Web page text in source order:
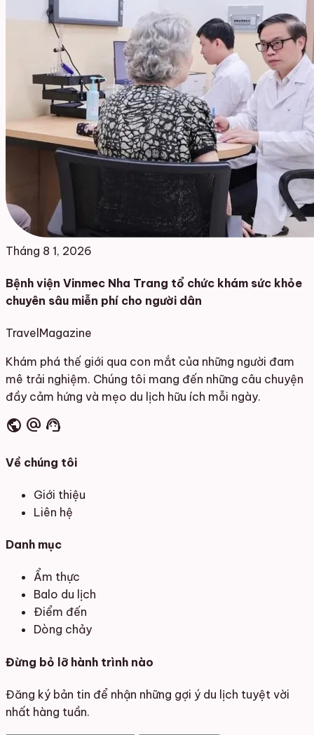
Tháng 8 1, 2026
Bệnh viện Vinmec Nha Trang tổ chức khám sức khỏe
chuyên sâu miễn phí cho người dân
Travel Magazine
Khám phá thế giới qua con mắt của những người đam
mê trải nghiệm. Chúng tôi mang đến những câu chuyện
đầy cảm hứng và mẹo du lịch hữu ích mỗi ngày.
public alternate_email support_agent
Về chúng tôi
Giới thiệu
Liên hệ
Danh mục
Ẩm thực
Balo du lịch
Điểm đến
Dòng chảy
Đừng bỏ lỡ hành trình nào
Đăng ký bản tin để nhận những gợi ý du lịch tuyệt vời
nhất hàng tuần.